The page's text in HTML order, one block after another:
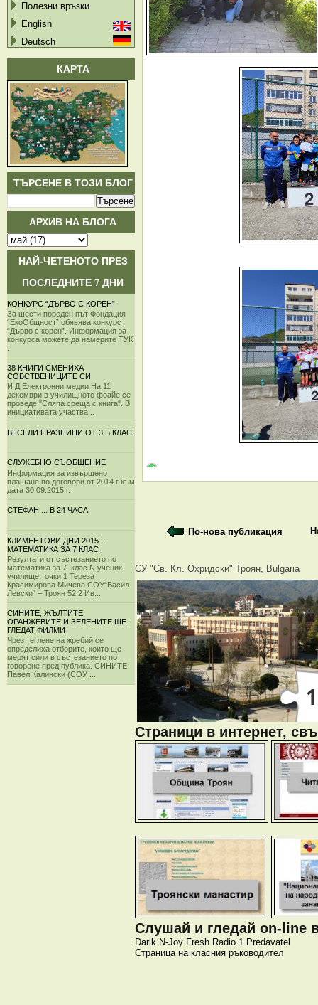
Полезни връзки
English
Deutsch
КАРТА
ТЪРСЕНЕ В ТОЗИ БЛОГ
АРХИВ НА БЛОГА
НАЙ-ЧЕТЕНОТО ПРЕЗ
ПОСЛЕДНИТЕ 7 ДНИ
КОНКУРС “ДЪРВО С КОРЕН”
За шести пореден път Фондация
“ЕкоОбщност” обявява конкурс
“Дърво с корен”. Информация за
конкурса можете да намерите ТУК
38 КНИГИ СМЕНИХА
СОБСТВЕНИЦИТЕ СИ
И Д Електронни медии На 11
декември в училищното фоайе се
проведе "Сляпа среща с книга". В
инициативата участва...
ВЕСЕЛИ ПРАЗНИЦИ ОТ 3.Б КЛАС!
СЛУЖЕБНО СЪОБЩЕНИЕ
Информация за извършено
плащане по договори от 2014 г към
дата 30.09.2015 г.
СТЕФАН ... В 24 ЧАСА
КЛИМЕНТОВИ ДНИ 2015 -
МАТЕМАТИКА ЗА 7 КЛАС
Резултати от състезанието по
математика за 7. клас N ученик
училище точки 1 Тереза
Красимирова Мичева СОУ“Васил
Левски“ – Троян 52 2 Ив...
СИНИТЕ, ЖЪЛТИТЕ,
ОРАНЖЕВИТЕ И ЗЕЛЕНИТЕ ЩЕ
ГЛЕДАТ ФИЛМИ
Чрез теглене на жребий се
определиха отборите, които ще
мерят сили в състезанието по
говорене пред публика. СИНИТЕ:
Павел Калински (СОУ ...
По-нова публикация
СУ "Св. Кл. Охридски" Троян, Bulgaria
Страници в интернет,
Слушай и гледай on-line
Darik N-Joy Fresh Radio 1 Predavatel
Страница на класния ръководител